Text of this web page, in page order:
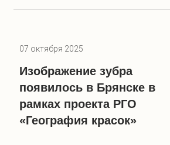
07 октября 2025
Изображение зубра
появилось в Брянске в
рамках проекта РГО
«География красок»